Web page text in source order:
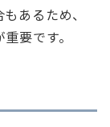
あるため、
要です。